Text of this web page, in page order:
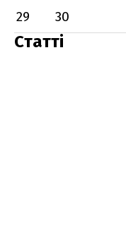
29
30
Статті